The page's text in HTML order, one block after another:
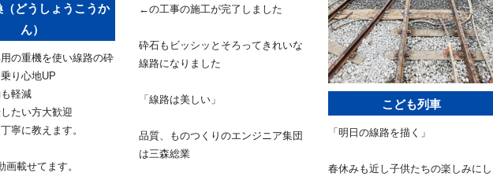
どうしょうこうか
ん）
の重機を使い線路の砕
り心地UP
軽減
たい方大歓迎
寧に教えます。
画載せてます。
←の工事の施工が完了しました
砕石もビッシッとそろってきれいな
線路になりました
「線路は美しい」
品質、ものつくりのエンジニア集団
は三森総業
こども列車
「明日の線路を描く」
春休みも近し子供たちの楽しみにし